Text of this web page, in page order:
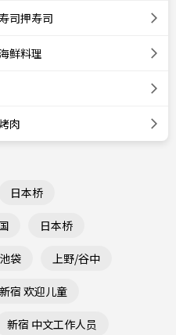
司押寿司
鲜料理
肉
日本桥
日本桥
池袋 上野/谷中
新宿 欢迎儿童
新宿 中文工作人员